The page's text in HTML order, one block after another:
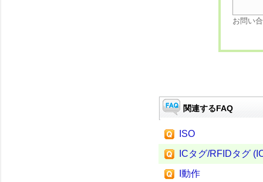
お問い
関連するFAQ
ISO
ICタグ/RFIDタグ
I動作